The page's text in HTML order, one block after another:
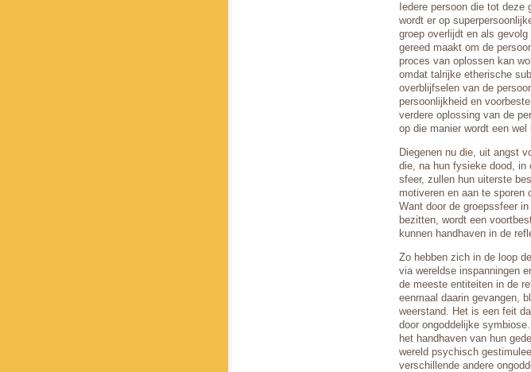
Iedere persoon die tot
wordt er op
groep overlijdt en als
gereed maakt om de
proces van oplossen kan
omdat talrijke etherische
overblijfselen van de
persoonlijkheid en
verdere oplossing van de
op die manier wordt een
Diegenen nu die, uit angst
die, na hun fysieke dood,
sfeer, zullen hun uiterste
motiveren en aan te sporen
Want door de groepssfeer
bezitten, wordt een
kunnen handhaven in de
Zo hebben zich in de loop
via wereldse inspanningen
de meeste entiteiten in de
eenmaal daarin gevangen,
weerstand. Het is een feit
door ongoddelijke
het handhaven van hun
wereld psychisch
verschillende andere